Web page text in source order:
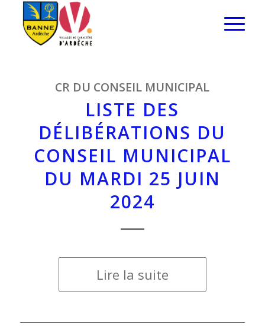
CR DU CONSEIL MUNICIPAL
LISTE DES
DÉLIBÉRATIONS DU
CONSEIL MUNICIPAL
DU MARDI 25 JUIN
2024
Lire la suite